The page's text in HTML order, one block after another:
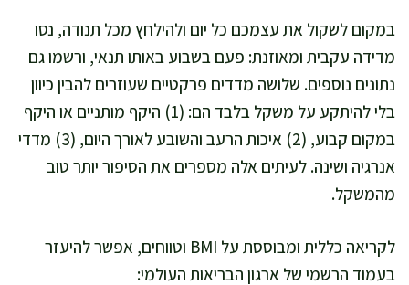
במקום לשקול את עצמכם כל יום ולהילחץ מכל תנודה, נסו
מדידה עקבית ומאוזנת: פעם בשבוע באותו תנאי, ורשמו גם
נתונים נוספים. שלושה מדדים פרקטיים שעוזרים להבין כיוון
בלי להיתקע על משקל בלבד הם: (1) היקף מותניים או היקף
במקום קבוע, (2) איכות הרעב והשובע לאורך היום, (3) מדדי
אנרגיה ושינה. לעיתים אלה מספרים את הסיפור יותר טוב
מהמשקל.
לקריאה כללית ומבוססת על BMI וטווחים, אפשר להיעזר
בעמוד הרשמי של ארגון הבריאות העולמי: